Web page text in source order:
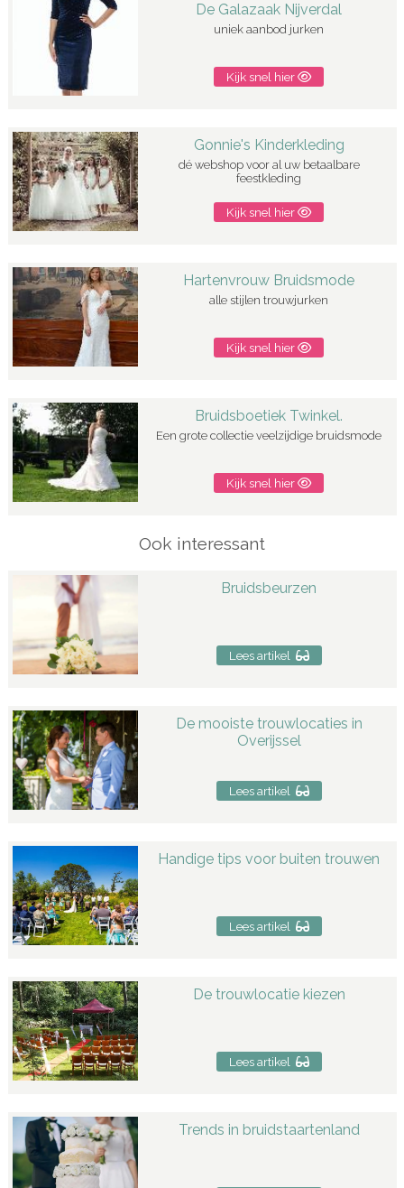
De Galazaak Nijverdal
uniek aanbod jurken
Kijk snel hier
Gonnie's Kinderkleding
dé webshop voor al uw betaalbare
feestkleding
Kijk snel hier
Hartenvrouw Bruidsmode
alle stijlen trouwjurken
Kijk snel hier
Bruidsboetiek Twinkel.
Een grote collectie veelzijdige bruidsmode
Kijk snel hier
Ook interessant
Bruidsbeurzen
Lees artikel
De mooiste trouwlocaties in
Overijssel
Lees artikel
Handige tips voor buiten trouwen
Lees artikel
De trouwlocatie kiezen
Lees artikel
Trends in bruidstaartenland